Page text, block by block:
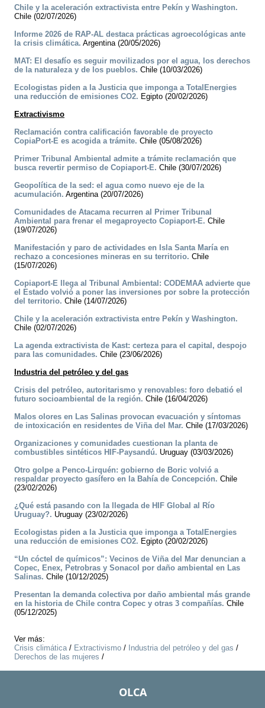
Chile y la aceleración extractivista entre Pekín y Washington.
Chile (02/07/2026)
Informe 2026 de RAP-AL destaca prácticas agroecológicas ante
la crisis climática. Argentina (20/05/2026)
MAT: El desafío es seguir movilizados por el agua, los derechos
de la naturaleza y de los pueblos. Chile (10/03/2026)
Ecologistas piden a la Justicia que imponga a TotalEnergies
una reducción de emisiones CO2. Egipto (20/02/2026)
Extractivismo
Reclamación contra calificación favorable de proyecto
CopiaPort-E es acogida a trámite. Chile (05/08/2026)
Primer Tribunal Ambiental admite a trámite reclamación que
busca revertir permiso de Copiaport-E. Chile (30/07/2026)
Geopolítica de la sed: el agua como nuevo eje de la
acumulación. Argentina (20/07/2026)
Comunidades de Atacama recurren al Primer Tribunal
Ambiental para frenar el megaproyecto Copiaport-E. Chile
(19/07/2026)
Manifestación y paro de actividades en Isla Santa María en
rechazo a concesiones mineras en su territorio. Chile
(15/07/2026)
Copiaport-E llega al Tribunal Ambiental: CODEMAA advierte que
el Estado volvió a poner las inversiones por sobre la protección
del territorio. Chile (14/07/2026)
Chile y la aceleración extractivista entre Pekín y Washington.
Chile (02/07/2026)
La agenda extractivista de Kast: certeza para el capital, despojo
para las comunidades. Chile (23/06/2026)
Industria del petróleo y del gas
Crisis del petróleo, autoritarismo y renovables: foro debatió el
futuro socioambiental de la región. Chile (16/04/2026)
Malos olores en Las Salinas provocan evacuación y síntomas
de intoxicación en residentes de Viña del Mar. Chile (17/03/2026)
Organizaciones y comunidades cuestionan la planta de
combustibles sintéticos HIF-Paysandú. Uruguay (03/03/2026)
Otro golpe a Penco-Lirquén: gobierno de Boric volvió a
respaldar proyecto gasífero en la Bahía de Concepción. Chile
(23/02/2026)
¿Qué está pasando con la llegada de HIF Global al Río
Uruguay?. Uruguay (23/02/2026)
Ecologistas piden a la Justicia que imponga a TotalEnergies
una reducción de emisiones CO2. Egipto (20/02/2026)
“Un cóctel de químicos”: Vecinos de Viña del Mar denuncian a
Copec, Enex, Petrobras y Sonacol por daño ambiental en Las
Salinas. Chile (10/12/2025)
Presentan la demanda colectiva por daño ambiental más grande
en la historia de Chile contra Copec y otras 3 compañías. Chile
(05/12/2025)
Ver más:
Crisis climática/ Extractivismo / Industria del petróleo y del gas /
Derechos de las mujeres /
OLCA